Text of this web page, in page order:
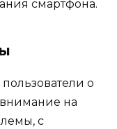
смартфона.
о
на
с